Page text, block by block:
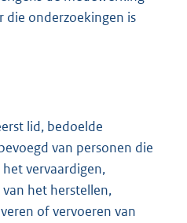
onderzoekingen is
lid, bedoelde
van personen die
vervaardigen,
het herstellen,
of vervoeren van